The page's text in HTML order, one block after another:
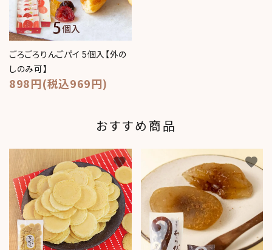
ごろごろりんごパイ 5個入【外の
しのみ可】
898円(税込969円)
おすすめ商品
favorite favorite